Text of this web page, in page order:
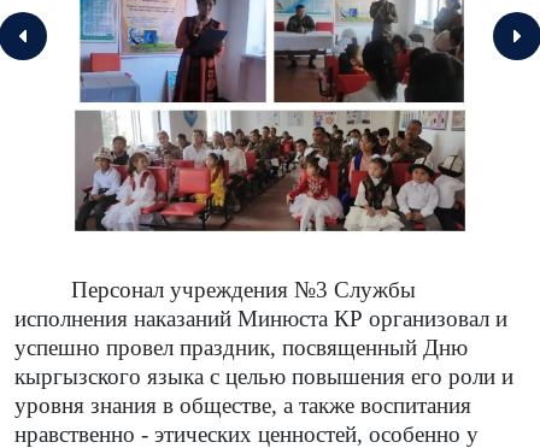
Персонал учреждения №3 Службы
исполнения наказаний Минюста КР организовал и
успешно провел праздник, посвященный Дню
кыргызского языка с целью повышения его роли и
уровня знания в обществе, а также воспитания
нравственно - этических ценностей, особенно у